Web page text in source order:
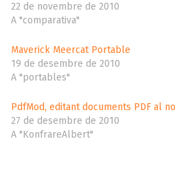
22 de novembre de 2010
A "comparativa"
Maverick Meercat Portable
19 de desembre de 2010
A "portables"
PdfMod, editant documents PDF al
27 de desembre de 2010
A "KonfrareAlbert"